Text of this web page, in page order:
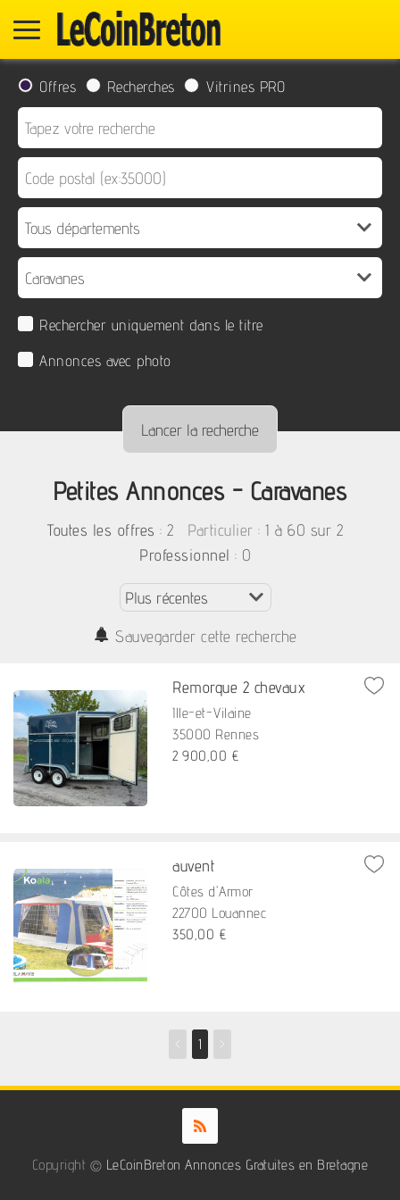
Offres Recherches Vitrines PRO
Rechercher uniquement dans le titre
Annonces avec photo
Petites Annonces - Caravanes
Toutes les offres : 2 Particulier : 1 à 60 sur 2
Professionnel : 0
Sauvegarder cette recherche
Remorque 2 chevaux
Ille-et-Vilaine
35000 Rennes
2 900,00 €
auvent
Côtes d'Armor
22700 Louannec
350,00 €
1 >
Copyright © LeCoinBreton Annonces Gratuites en Bretagne